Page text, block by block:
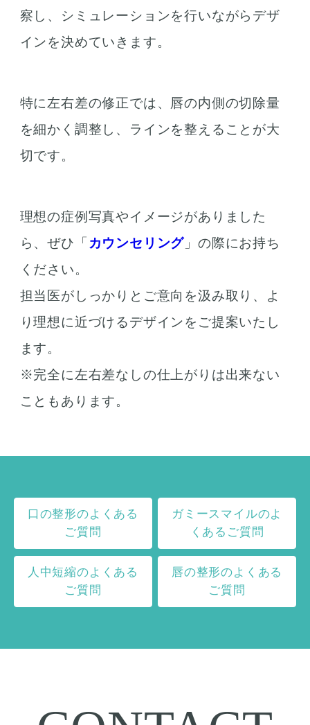
察し、シミュレーションを行いながらデザ
インを決めていきます。
特に左右差の修正では、唇の内側の切除量
を細かく調整し、ラインを整えることが大
切です。
理想の症例写真やイメージがありました
ら、ぜひ「 カウンセリング 」の際にお持ち
ください。
担当医がしっかりとご意向を汲み取り、よ
り理想に近づけるデザインをご提案いたし
ます。
※完全に左右差なしの仕上がりは出来ない
こともあります。
口の整形のよくある
ご質問
ガミースマイルのよ
くあるご質問
人中短縮のよくある
ご質問
唇の整形のよくある
ご質問